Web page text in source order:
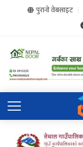
पुरानो वेबसाइट